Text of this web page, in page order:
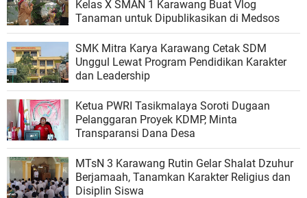
Kelas X SMAN 1 Karawang Buat Vlog
Tanaman untuk Dipublikasikan di Medsos
SMK Mitra Karya Karawang Cetak SDM
Unggul Lewat Program Pendidikan Karakter
dan Leadership
Ketua PWRI Tasikmalaya Soroti Dugaan
Pelanggaran Proyek KDMP, Minta
Transparansi Dana Desa
MTsN 3 Karawang Rutin Gelar Shalat Dzuhur
Berjamaah, Tanamkan Karakter Religius dan
Disiplin Siswa